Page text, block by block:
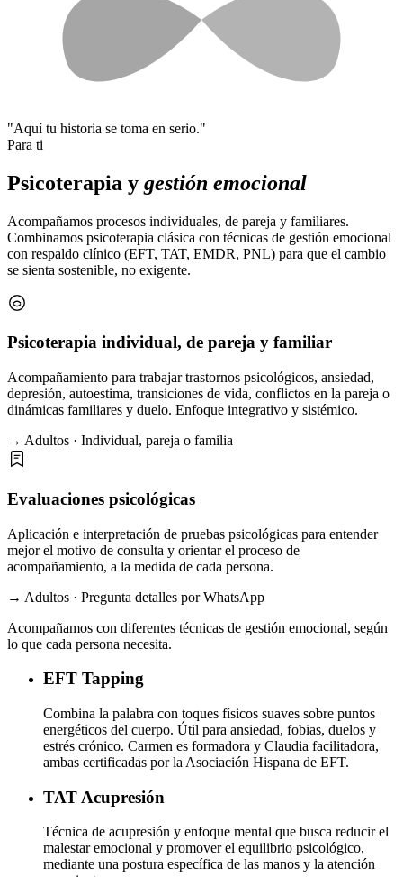
"Aquí tu historia se toma en serio."
Para ti
Psicoterapia y gestión emocional
Acompañamos procesos individuales, de pareja y familiares.
Combinamos psicoterapia clásica con técnicas de gestión emocional
con respaldo clínico (EFT, TAT, EMDR, PNL) para que el cambio
se sienta sostenible, no exigente.
Psicoterapia individual, de pareja y familiar
Acompañamiento para trabajar trastornos psicológicos, ansiedad,
depresión, autoestima, transiciones de vida, conflictos en la pareja o
dinámicas familiares y duelo. Enfoque integrativo y sistémico.
→ Adultos · Individual, pareja o familia
Evaluaciones psicológicas
Aplicación e interpretación de pruebas psicológicas para entender
mejor el motivo de consulta y orientar el proceso de
acompañamiento, a la medida de cada persona.
→ Adultos · Pregunta detalles por WhatsApp
Acompañamos con diferentes técnicas de gestión emocional, según
lo que cada persona necesita.
EFT Tapping
Combina la palabra con toques físicos suaves sobre puntos
energéticos del cuerpo. Útil para ansiedad, fobias, duelos y
estrés crónico. Carmen es formadora y Claudia facilitadora,
ambas certificadas por la Asociación Hispana de EFT.
TAT Acupresión
Técnica de acupresión y enfoque mental que busca reducir el
malestar emocional y promover el equilibrio psicológico,
mediante una postura específica de las manos y la atención